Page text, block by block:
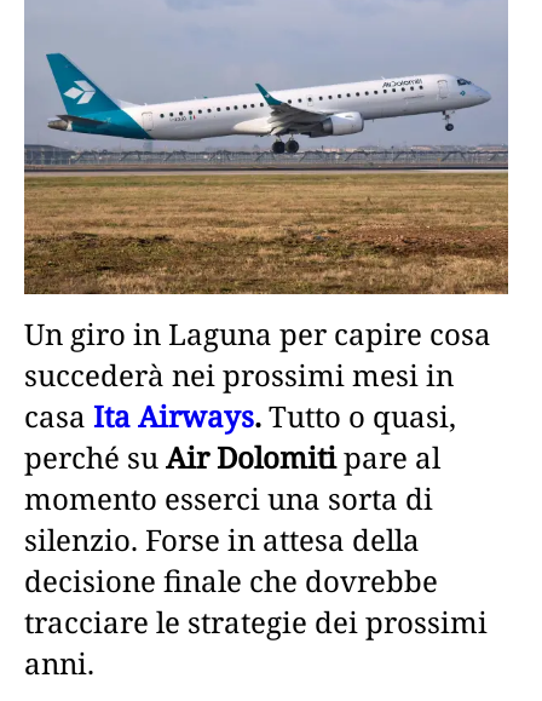
Un giro in Laguna per capire cosa
succederà nei prossimi mesi in
casa Ita Airways.Tutto o quasi,
perché suAir Dolomitipare al
momento esserci una sorta di
silenzio. Forse in attesa della
decisione finale che dovrebbe
tracciare le strategie dei prossimi
anni.